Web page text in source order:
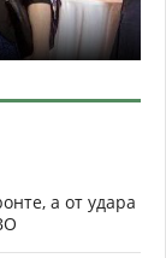
а от удара